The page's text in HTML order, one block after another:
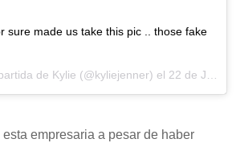
sure made us take this pic .. those fake
de Kylie (@kyliejenner) el 22 de Jun de 2017 a la(s) 5:20 PDT
empresaria a pesar de haber